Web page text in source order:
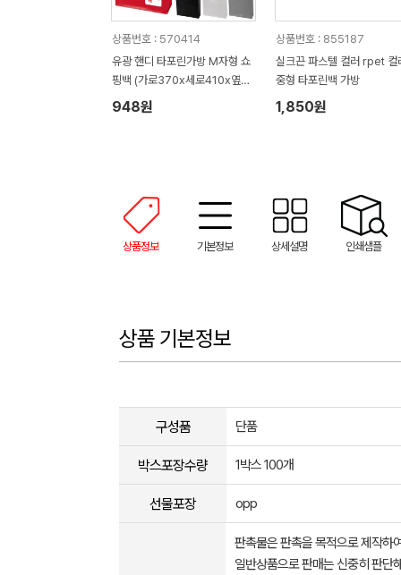
상품번호 : 570414
유광 핸디 타포린가방 M자형 쇼
핑백 (가로370x세로410x옆면
130mm)
948원
상품번호 : 855187
실크끈 파스텔 컬러 rpet 컬
중형 타포린백 가방
1,850원
상품정보 기본정보 상세설명 인쇄샘플
상품 기본정보
구성품 단품
박스포장수량 1박스 100개
선물포장 opp
판촉물은 판촉을 목적으로 제작하
일반상품으로 판매는 신중히 판단